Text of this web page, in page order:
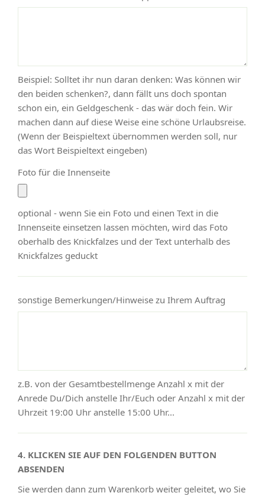
Beispiel: Solltet ihr nun daran denken: Was können wir
den beiden schenken?, dann fällt uns doch spontan
schon ein, ein Geldgeschenk - das wär doch fein. Wir
machen dann auf diese Weise eine schöne Urlaubsreise.
(Wenn der Beispieltext übernommen werden soll, nur
das Wort Beispieltext eingeben)
Foto für die Innenseite
optional - wenn Sie ein Foto und einen Text in die
Innenseite einsetzen lassen möchten, wird das Foto
oberhalb des Knickfalzes und der Text unterhalb des
Knickfalzes geduckt
sonstige Bemerkungen/Hinweise zu Ihrem Auftrag
z.B. von der Gesamtbestellmenge Anzahl x mit der
Anrede Du/Dich anstelle Ihr/Euch oder Anzahl x mit der
Uhrzeit 19:00 Uhr anstelle 15:00 Uhr...
4. KLICKEN SIE AUF DEN FOLGENDEN BUTTON
ABSENDEN
Sie werden dann zum Warenkorb weiter geleitet, wo Sie